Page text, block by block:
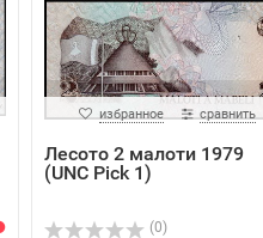
избранное сравнить
Лесото 2 малоти 1979
(UNC Pick 1)
(0)